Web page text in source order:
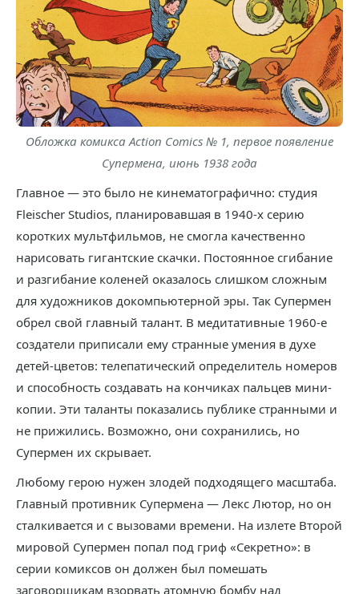
Обложка комикса Action Comics № 1, первое появление
Супермена, июнь 1938 года
Главное — это было не кинематографично: студия
Fleischer Studios, планировавшая в 1940-х серию
коротких мультфильмов, не смогла качественно
нарисовать гигантские скачки. Постоянное сгибание
и разгибание коленей оказалось слишком сложным
для художников докомпьютерной эры. Так Супермен
обрел свой главный талант. В медитативные 1960-е
создатели приписали ему странные умения в духе
детей-цветов: телепатический определитель номеров
и способность создавать на кончиках пальцев мини-
копии. Эти таланты показались публике странными и
не прижились. Возможно, они сохранились, но
Супермен их скрывает.
Любому герою нужен злодей подходящего масштаба.
Главный противник Супермена — Лекс Лютор, но он
сталкивается и с вызовами времени. На излете Второй
мировой Супермен попал под гриф «Секретно»: в
серии комиксов он должен был помешать
заговорщикам взорвать атомную бомбу над